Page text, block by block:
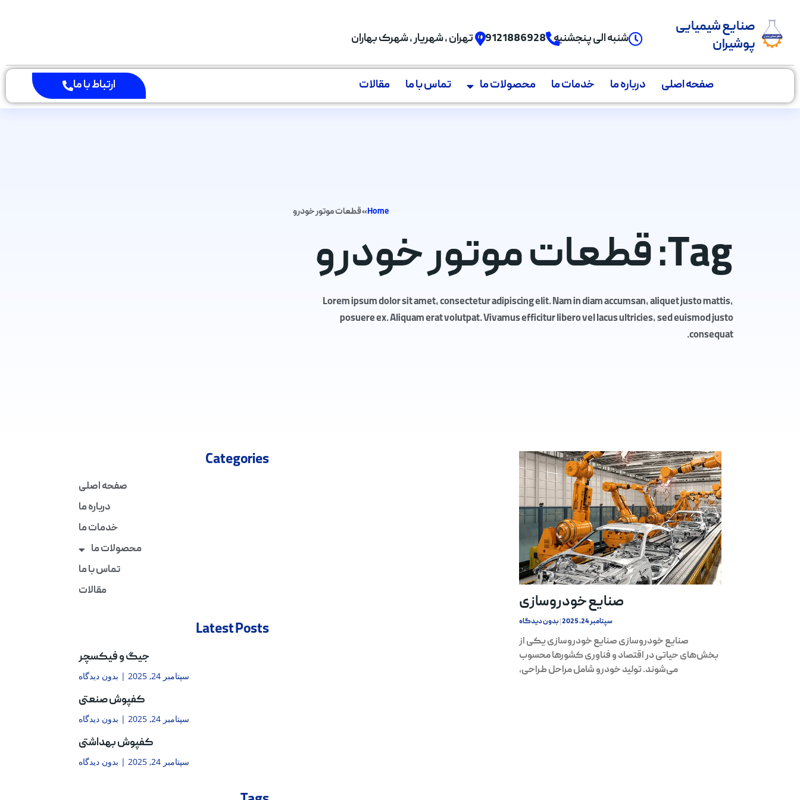
صنایع شیمیایی
پوشیران
شنبه الی پنجشنبه 09121886928 تهران , شهریار , شهرک بهاران
صفحه اصلی درباره ما خدمات ما محصولات ما تماس با ما مقالات ارتباط با ما
Home
»قطعات موتور خودرو
Tag: قطعات موتور خودرو
Lorem ipsum dolor sit amet, consectetur adipiscing elit. Nam in diam accumsan, aliquet justo mattis,
posuere ex. Aliquam erat volutpat. Vivamus efficitur libero vel lacus ultricies, sed euismod justo
consequat.
صنایع خودروسازی
سپتامبر 24, 2025 بدون دیدگاه
صنایع خودروسازی صنایع خودروسازی یکی از
بخش‌های حیاتی در اقتصاد و فناوری کشورها محسوب
می‌شوند. تولید خودرو شامل مراحل طراحی،
Categories
صفحه اصلی
درباره ما
خدمات ما
محصولات ما
تماس با ما
مقالات
Latest Posts
جیگ و فیکسچر
سپتامبر 24, 2025 بدون دیدگاه
کفپوش صنعتی
سپتامبر 24, 2025 بدون دیدگاه
کفپوش بهداشتی
سپتامبر 24, 2025 بدون دیدگاه